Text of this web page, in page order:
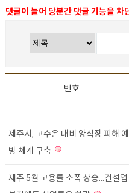
댓글이 늘어 당분간 댓글 기능을 차
번호
제주시, 고수온 대비 양식장 피해 예
방 체계 구축
제주 5월 고용률 소폭 상승…건설업